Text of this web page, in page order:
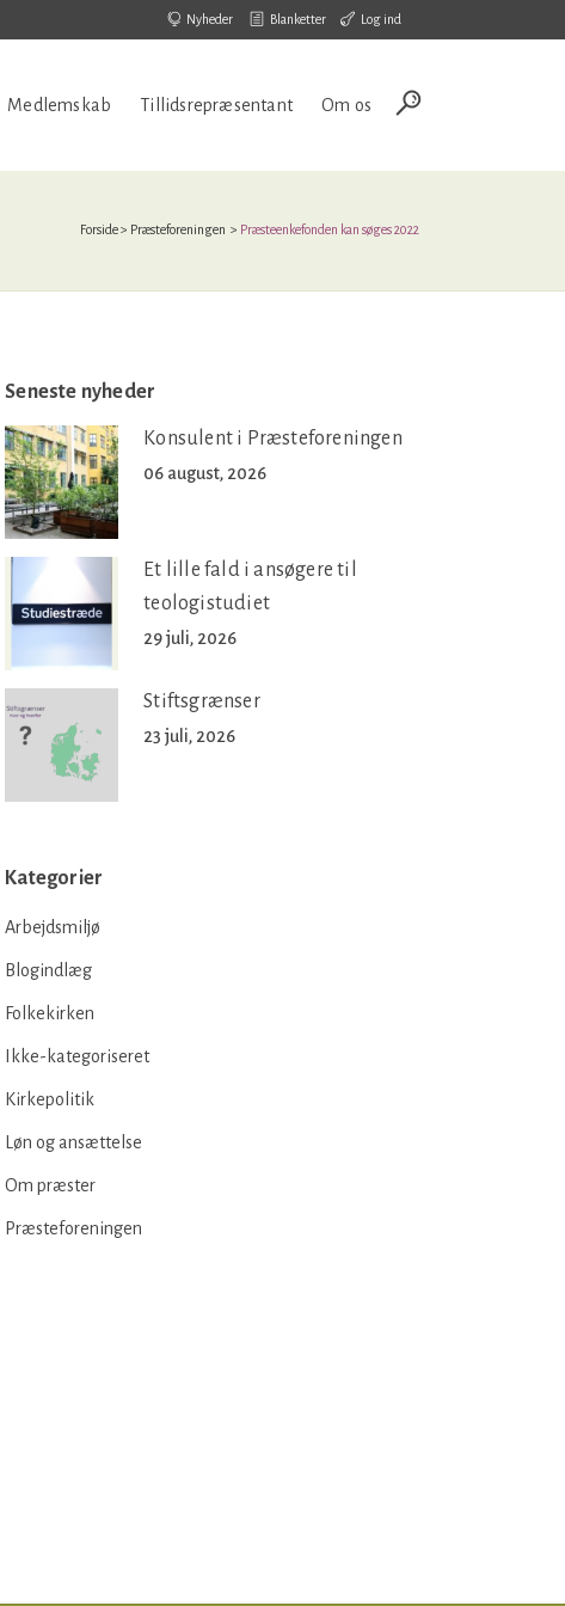
Nyheder Blanketter Log ind
Medlemskab Tillidsrepræsentant Om os
Forside> Præsteforeningen > Præsteenkefonden kan søges 2022
Seneste nyheder
Konsulent i Præsteforeningen
06 august, 2026
Et lille fald i ansøgere til
teologistudiet
29 juli, 2026
Stiftsgrænser
23 juli, 2026
Kategorier
Arbejdsmiljø
Blogindlæg
Folkekirken
Ikke-kategoriseret
Kirkepolitik
Løn og ansættelse
Om præster
Præsteforeningen